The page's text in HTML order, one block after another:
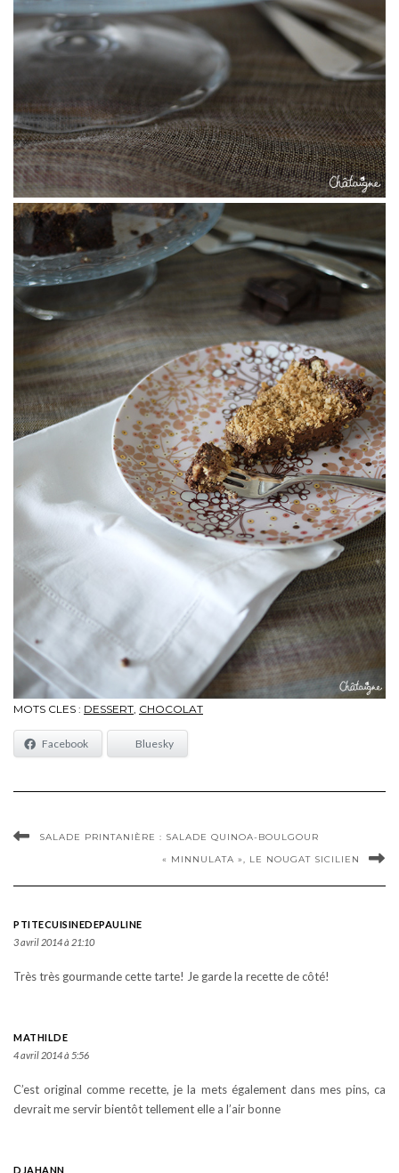
MOTS CLES : DESSERT, CHOCOLAT
Facebook Bluesky
SALADE PRINTANIÈRE : SALADE QUINOA-BOULGOUR
« MINNULATA », LE NOUGAT SICILIEN
PTITECUISINEDEPAULINE
3 avril 2014 à 21:10
Très très gourmande cette tarte! Je garde la recette de côté!
MATHILDE
4 avril 2014 à 5:56
C’est original comme recette, je la mets également dans mes pins, ca
devrait me servir bientôt tellement elle a l’air bonne
DJAHANN